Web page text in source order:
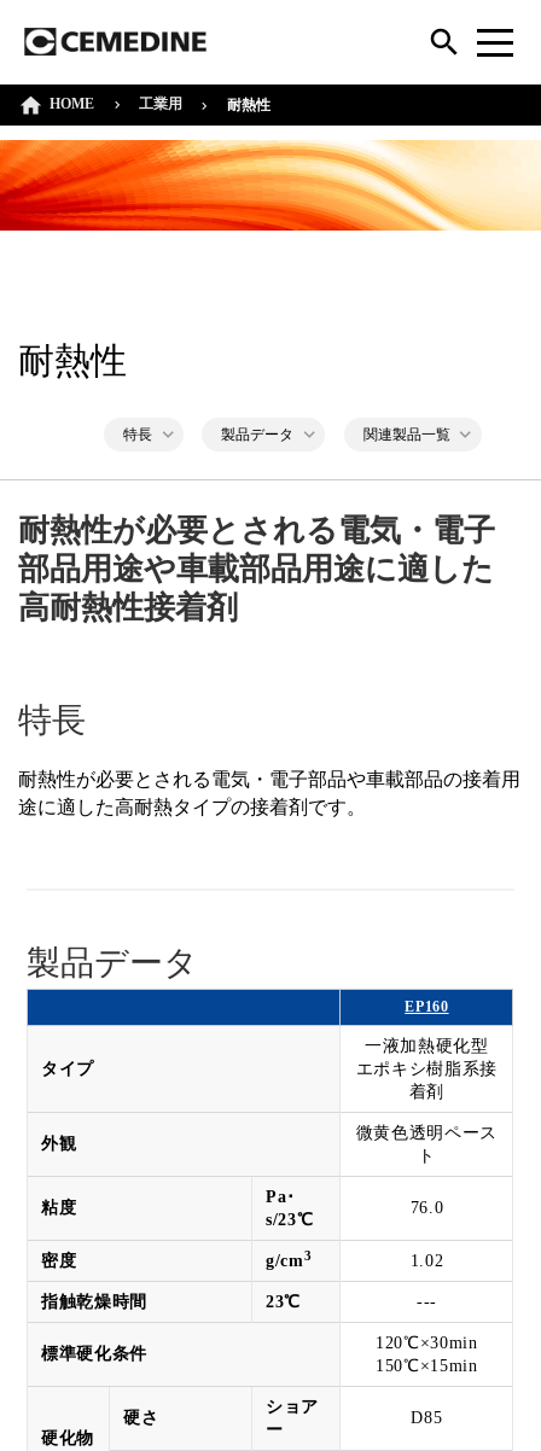
HOME 工業用 耐熱性
耐熱性
特長 製品データ 関連製品一覧
耐熱性が必要とされる電気・電子
部品用途や車載部品用途に適した
高耐熱性接着剤
特長
耐熱性が必要とされる電気・電子部品や車載部品の接着用
途に適した高耐熱タイプの接着剤です。
製品データ
EP160
タイプ
一液加熱硬化型
エポキシ樹脂系接
着剤
外観
微黄色透明ペース
ト
粘度
Pa･
s/23℃
76.0
密度 g/cm3 1.02
指触乾燥時間 23℃ ---
標準硬化条件
120℃×30min
150℃×15min
硬化物
硬さ
ショア
ー
D85